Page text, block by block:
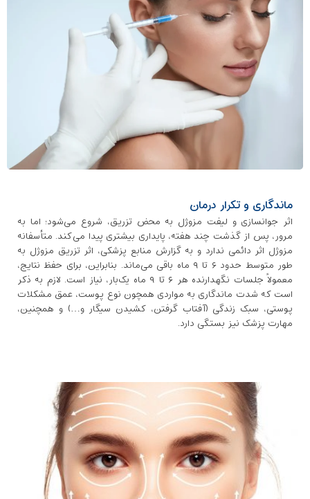
ماندگاری و تکرار درمان
اثر جوانسازی و لیفت مزوژل به محض تزریق، شروع می‌شود؛ اما به
مرور، پس از گذشت چند هفته، پایداری بیشتری پیدا می‌کند. متأسفانه
مزوژل اثر دائمی ندارد و به گزارش منابع پزشکی، اثر تزریق مزوژل به
طور متوسط حدود ۶ تا ۹ ماه باقی می‌ماند. بنابراین، برای حفظ نتایج،
معمولاً جلسات نگهدارنده هر ۶ تا ۹ ماه یک‌بار، نیاز است. لازم به ذکر
است که شدت ماندگاری به مواردی همچون نوع پوست، عمق مشکلات
پوستی، سبک زندگی (آفتاب‌ گرفتن، کشیدن سیگار و…) و همچنین،
مهارت پزشک نیز بستگی دارد.